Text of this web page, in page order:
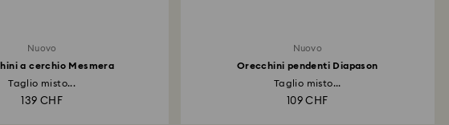
Nuovo
a cerchio Mesmera
Taglio misto...
139 CHF
Nuovo
Orecchini pendenti Diapason
Taglio misto...
109 CHF